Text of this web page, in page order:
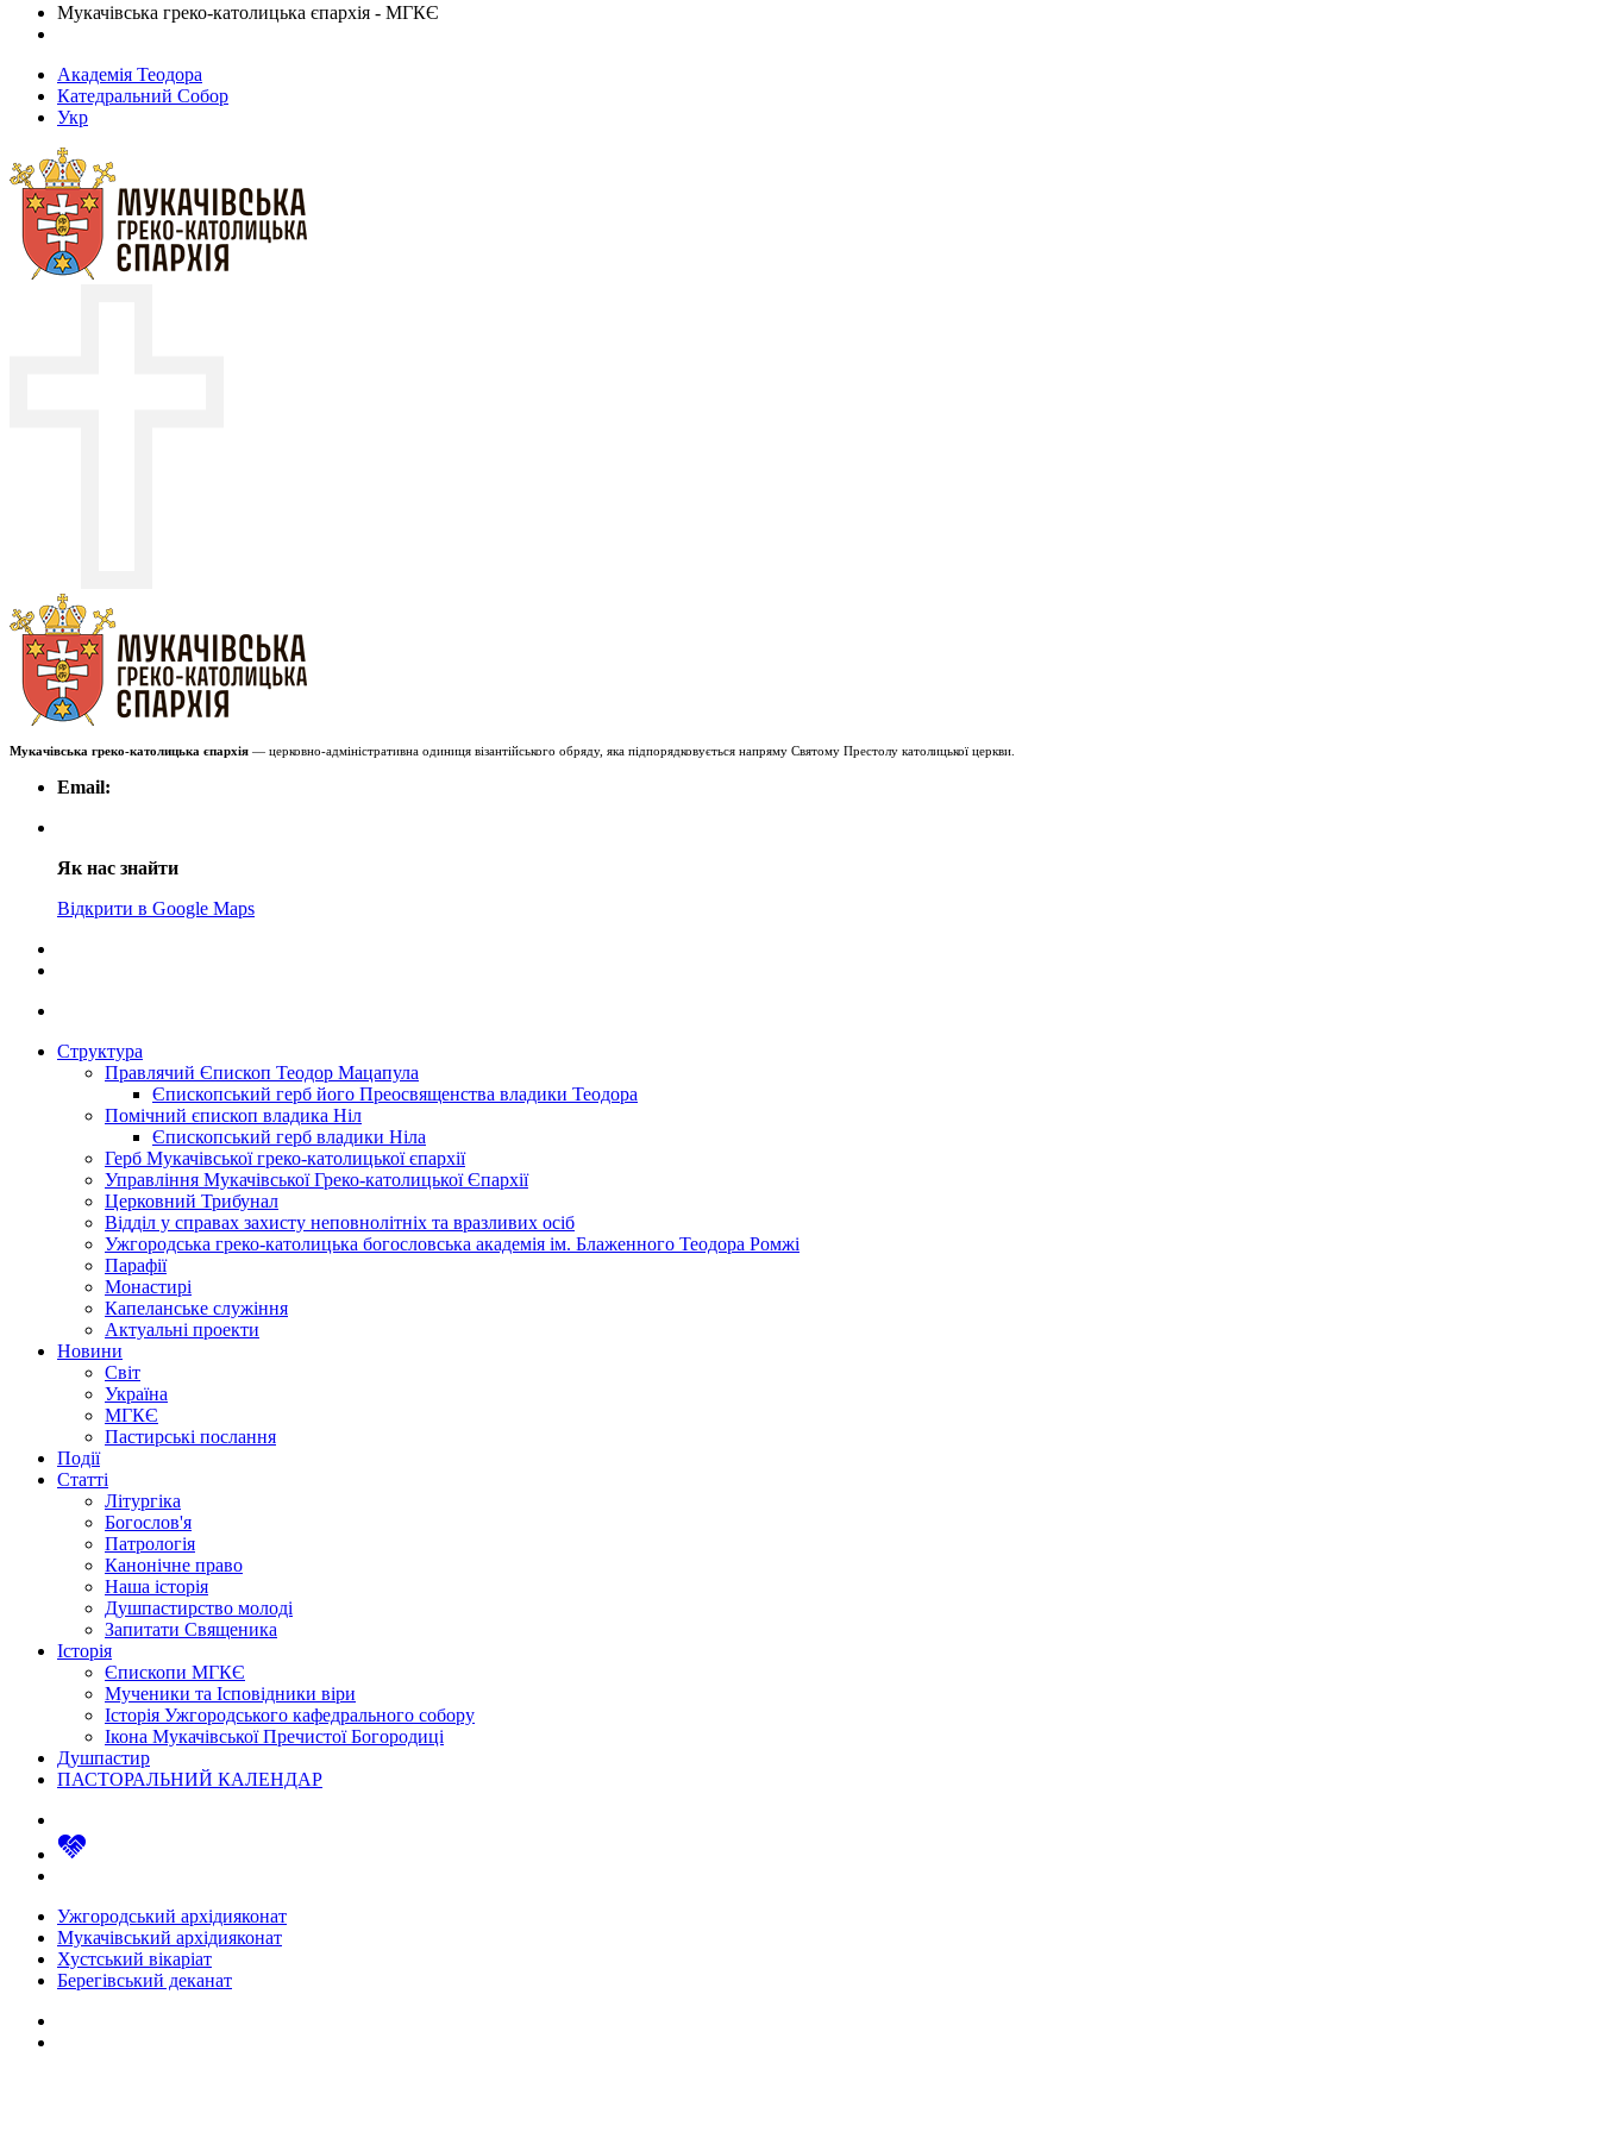
Мукачівська греко-католицька єпархія - МГКЄ
Академія Теодора
Катедральний Собор
Укр
Мукачівська греко-католицька єпархія — церковно-адміністративна одиниця візантійського обряду, яка підпорядковується напряму Святому Престолу католицької церкви.
Email:
Як нас знайти
Відкрити в Google Maps
Структура
Правлячий Єпископ Теодор Мацапула
Єпископський герб його Преосвященства владики Теодора
Помічний єпископ владика Ніл
Єпископський герб владики Ніла
Герб Мукачівської греко-католицької єпархії
Управління Мукачівської Греко-католицької Єпархії
Церковний Трибунал
Відділ у справах захисту неповнолітніх та вразливих осіб
Ужгородська греко-католицька богословська академія ім. Блаженного Теодора Ромжі
Парафії
Монастирі
Капеланське служіння
Актуальні проекти
Новини
Світ
Україна
МГКЄ
Пастирські послання
Події
Статті
Літургіка
Богослов'я
Патрологія
Канонічне право
Наша історія
Душпастирство молоді
Запитати Священика
Історія
Єпископи МГКЄ
Мученики та Ісповідники віри
Історія Ужгородського кафедрального собору
Ікона Мукачівської Пречистої Богородиці
Душпастир
ПАСТОРАЛЬНИЙ КАЛЕНДАР
Ужгородський архідияконат
Мукачівський архідияконат
Хустський вікаріат
Берегівський деканат